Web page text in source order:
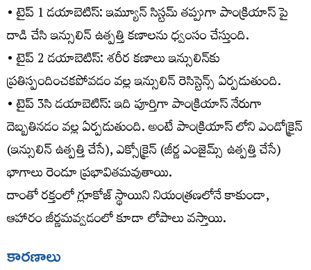
• టైప్ 1 డయాబెటిస్: ఇమ్యూన్ సిస్టమ్ తప్పుగా పాంక్రియాస్‌ పై
దాడి చేసి ఇన్సులిన్ ఉత్పత్తి కణాలను ధ్వంసం చేస్తుంది.
• టైప్ 2 డయాబెటిస్: శరీర కణాలు ఇన్సులిన్‌కు
ప్రతిస్పందించకపోవడం వల్ల ఇన్సులిన్ రెసిస్టెన్స్ ఏర్పడుతుంది.
• టైప్ 3సి డయాబెటిస్: ఇది పూర్తిగా పాంక్రియాస్ నేరుగా
దెబ్బతినడం వల్ల ఏర్పడుతుంది. అంటే పాంక్రియాస్‌ లోని ఎండోక్రైన్
(ఇన్సులిన్ ఉత్పత్తి చేసే), ఎక్సోక్రైన్ (జీర్ణ ఎంజైమ్స్ ఉత్పత్తి చేసే)
భాగాలు రెండూ ప్రభావితమవుతాయి.
దాంతో రక్తంలో గ్లూకోజ్ స్థాయిని నియంత్రణలోనే కాకుండా,
ఆహారం జీర్ణమవ్వడంలో కూడా లోపాలు వస్తాయి.
కారణాలు